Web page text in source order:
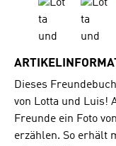
Dieses
von Lotta und Luis!
Freunde ein Foto
erzählen. So erhält